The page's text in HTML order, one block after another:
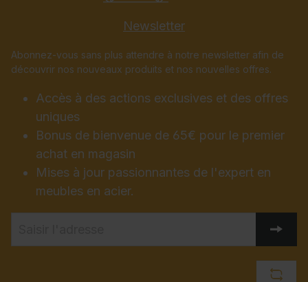
Newsletter
Abonnez-vous sans plus attendre à notre newsletter afin de
découvrir nos nouveaux produits et nos nouvelles offres.
Accès à des actions exclusives et des offres
uniques
Bonus de bienvenue de 65€ pour le premier
achat en magasin
Mises à jour passionnantes de l'expert en
meubles en acier.